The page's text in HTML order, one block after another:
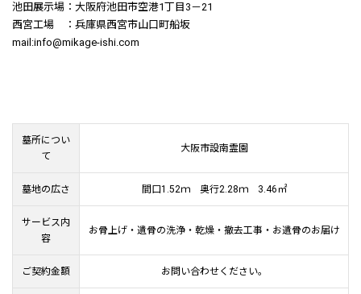
池田展示場：大阪府池田市空港1丁目3－21
西宮工場 ：兵庫県西宮市山口町船坂
mail:info@mikage-ishi.com
墓所につい
て
大阪市設南霊園
墓地の広さ 間口1.52ｍ 奥行2.28ｍ 3.46㎡
サービス内
容
お骨上げ・遺骨の洗浄・乾燥・撤去工事・お遺骨のお届け
ご契約金額 お問い合わせください。